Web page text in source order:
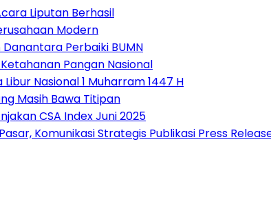
Liputan Berhasil
Modern
Danantara Perbaiki BUMN
Pangan Nasional
Nasional 1 Muharram 1447 H
Masih Bawa Titipan
CSA Index Juni 2025
Komunikasi Strategis Publikasi Press